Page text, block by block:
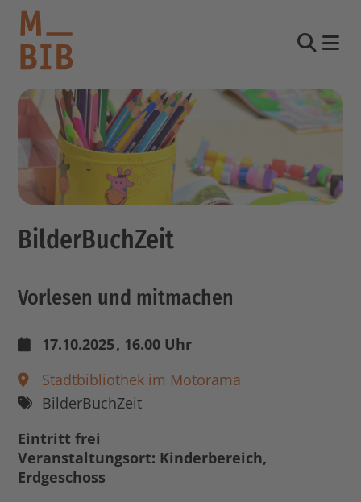
BilderBuchZeit
Vorlesen und mitmachen
17.10.2025, 16.00 Uhr
Stadtbibliothek im Motorama
BilderBuchZeit
Eintritt frei
Veranstaltungsort: Kinderbereich,
Erdgeschoss
informieren
entdecken
mitmachen
Login Konto
other languages